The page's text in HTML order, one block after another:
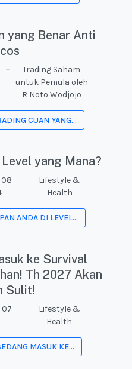
yang Benar Anti
Trading Saham
untuk Pemula oleh
R Noto Wodjojo
CUAN YANG...
yang Mana?
08-
Lifestyle &
Health
ANDA DI LEVEL...
ke Survival
Th 2027 Akan
Sulit!
07-
Lifestyle &
Health
MASUK KE...